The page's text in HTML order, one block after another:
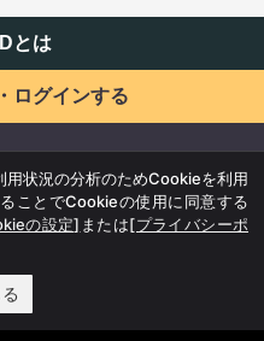
とは
ログインする
用状況の分析のためCookieを利用
ことでCookieの使用に同意する
の設定] または[プライバシーポ